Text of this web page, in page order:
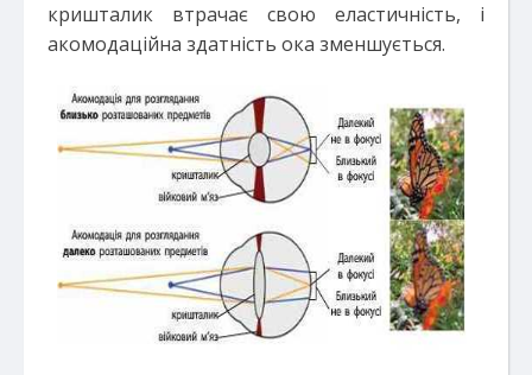
кришталик втрачає свою еластичність, і
акомодаційна здатність ока зменшується.